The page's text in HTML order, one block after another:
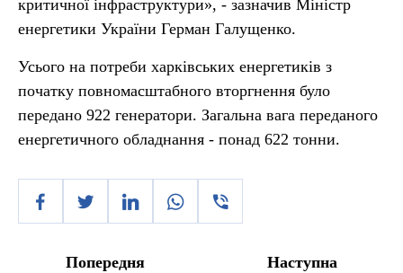
критичної інфраструктури», - зазначив Міністр
енергетики України Герман Галущенко.
Усього на потреби харківських енергетиків з
початку повномасштабного вторгнення було
передано 922 генератори. Загальна вага переданого
енергетичного обладнання - понад 622 тонни.
Попередня Наступна